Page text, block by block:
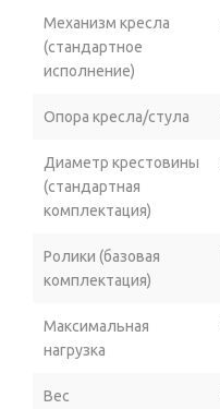
Механизм кресла
(стандартное
исполнение)
Опора кресла/стула
Диаметр крестовины
(стандартная
комплектация)
Ролики (базовая
комплектация)
Максимальная
нагрузка
Вес